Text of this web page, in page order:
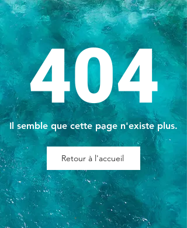
404
Il semble que cette page n'existe plus.
Retour à l'accueil